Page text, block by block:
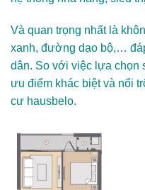
Và quan trọng nhất là
xanh, đường dạo bộ,…
dân. So với việc lựa chọn
ưu điểm khác biệt và nổi
cư hausbelo.